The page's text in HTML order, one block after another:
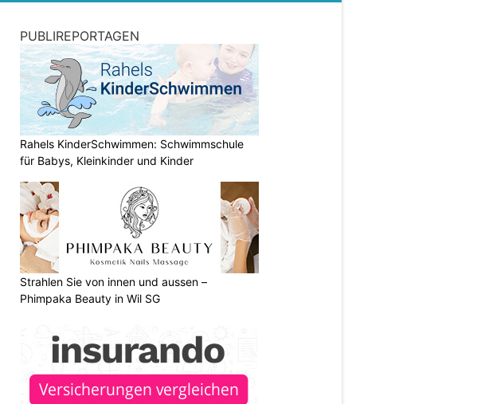
PUBLIREPORTAGEN
Rahels KinderSchwimmen: Schwimmschule
für Babys, Kleinkinder und Kinder
Strahlen Sie von innen und aussen –
Phimpaka Beauty in Wil SG